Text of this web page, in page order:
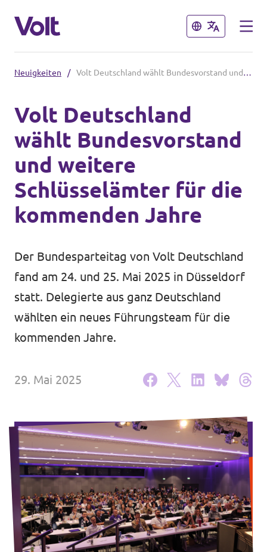
Schließen
Überblick
Lokale Teams
Landtagswahl 2026
Termine & Veranstaltungen
Website
Volt in deinem Bundesland
Volt Deutschland Merchandise Shop
Schließen
Programm
Über Volt
Menschen
Neuigkeiten
Mache bei uns mit!
Deine Spende für Volt!
Jobs bei Volt
Transparenz
Neuigkeiten / Volt Deutschland wählt Bundesvorstand und weitere Schlüsselämter für die kommenden Jahre
Volt Deutschland
wählt Bundesvorstand
und weitere
Schlüsselämter für die
kommenden Jahre
Der Bundesparteitag von Volt Deutschland
fand am 24. und 25. Mai 2025 in Düsseldorf
statt. Delegierte aus ganz Deutschland
wählten ein neues Führungsteam für die
kommenden Jahre.
29. Mai 2025